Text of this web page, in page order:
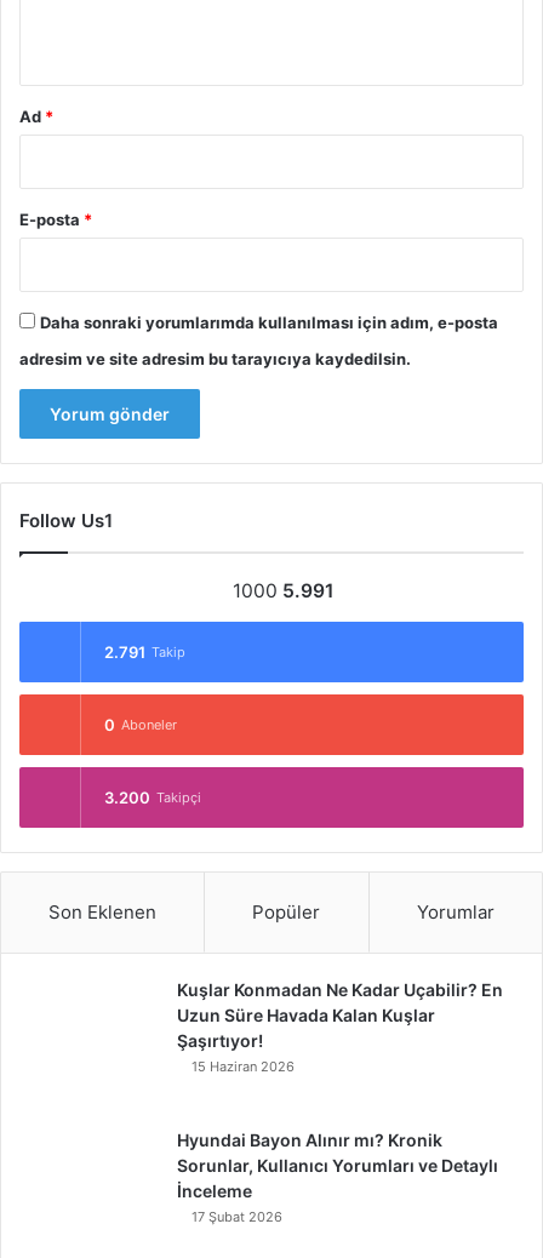
Ad *
E-posta *
Daha sonraki yorumlarımda kullanılması için adım, e-posta
adresim ve site adresim bu tarayıcıya kaydedilsin.
Follow Us1
1000 5.991
2.791 Takip
0 Aboneler
3.200 Takipçi
Son Eklenen Popüler Yorumlar
Kuşlar Konmadan Ne Kadar Uçabilir? En
Uzun Süre Havada Kalan Kuşlar
Şaşırtıyor!
15 Haziran 2026
Hyundai Bayon Alınır mı? Kronik
Sorunlar, Kullanıcı Yorumları ve Detaylı
İnceleme
17 Şubat 2026